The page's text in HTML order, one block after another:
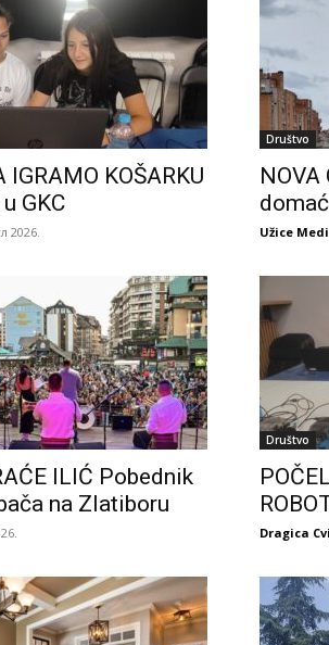
IGRAMO KOŠARKU
GKC
2026.
Društvo
NOVA
Užice
ILIĆ Pobednik
na Zlatiboru
Društvo
Dragica